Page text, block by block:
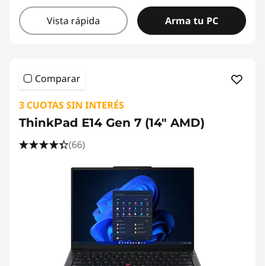
Vista rápida Arma tu PC
Comparar
3 CUOTAS SIN INTERÉS
ThinkPad E14 Gen 7 (14" AMD)
(66)